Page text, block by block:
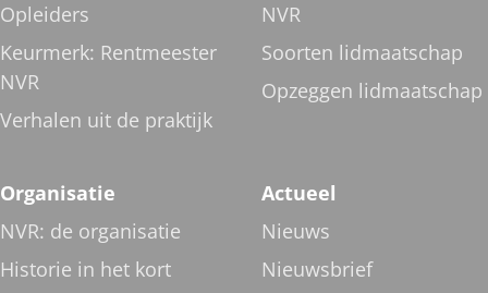
Opleiders
Keurmerk: Rentmeester
NVR
Verhalen uit de praktijk
NVR
Soorten lidmaatschap
Opzeggen lidmaatschap
Organisatie
NVR: de organisatie
Historie in het kort
Actueel
Nieuws
Nieuwsbrief